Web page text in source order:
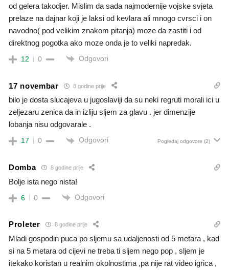
od gelera takodjer. Mislim da sada najmodernije vojske svjeta
prelaze na dajnar koji je laksi od kevlara ali mnogo cvrsci i on
navodno( pod velikim znakom pitanja) moze da zastiti i od
direktnog pogotka ako moze onda je to veliki napredak.
12 0 Odgovori
17 novembar 8 godine prije
bilo je dosta slucajeva u jugoslaviji da su neki regruti morali ici u
zeljezaru zenica da in izliju sljem za glavu . jer dimenzije
lobanja nisu odgovarale .
17 0 Odgovori Pogledaj odgovore (2)
Domba 8 godine prije
Bolje ista nego nista!
6 0 Odgovori
Proleter 8 godine prije
Mladi gospodin puca po sljemu sa udaljenosti od 5 metara , kad
si na 5 metara od cijevi ne treba ti sljem nego pop , sljem je
itekako koristan u realnim okolnostima ,pa nije rat video igrica ,